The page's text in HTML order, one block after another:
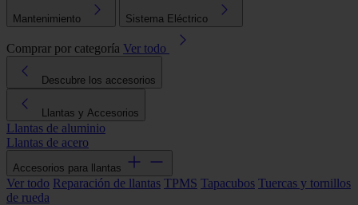
Mantenimiento Sistema Eléctrico
Comprar por categoría Ver todo
Descubre los accesorios
Llantas y Accesorios
Llantas de aluminio
Llantas de acero
Accesorios para llantas
Ver todo Reparación de llantas TPMS Tapacubos Tuercas y tornillos
de rueda